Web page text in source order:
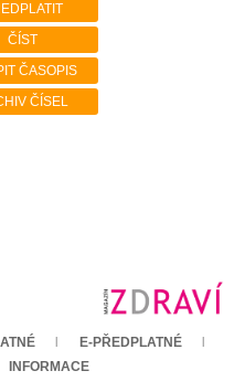
ČÍST
ČASOPIS
ČÍSEL
E-PŘEDPLATNÉ
INFORMACE